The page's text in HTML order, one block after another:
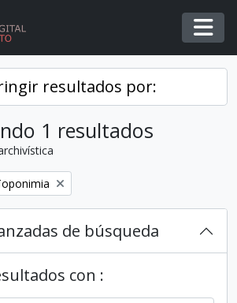
resultados por:
1 resultados
filtro
de búsqueda
con :